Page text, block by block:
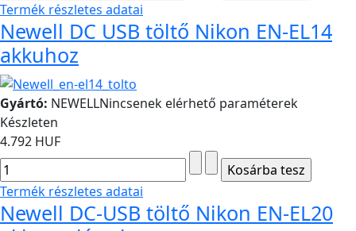
Termék részletes adatai
Newell DC USB töltő Nikon EN-EL14
akkuhoz
Gyártó: NEWELLNincsenek elérhető paraméterek
Készleten
4.792 HUF
Termék részletes adatai
Newell DC-USB töltő Nikon EN-EL20